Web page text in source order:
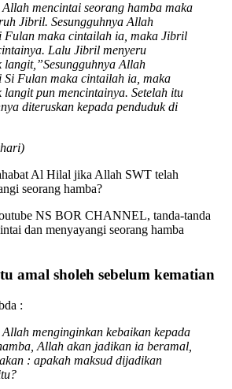
mencintai seorang hamba maka
Jibril. Sesungguhnya Allah
Fulan maka cintailah ia, maka Jibril
Lalu Jibril menyeru
langit,”Sesungguhnya Allah
Si Fulan maka cintailah ia, maka
langit pun mencintainya. Setelah itu
diteruskan kepada penduduk di
Al Hilal jika Allah SWT telah
seorang hamba?
NS BOR CHANNEL, tanda-tanda
dan menyayangi seorang hamba
amal sholeh sebelum kematian
:
menginginkan kebaikan kepada
Allah akan jadikan ia beramal,
: apakah maksud dijadikan